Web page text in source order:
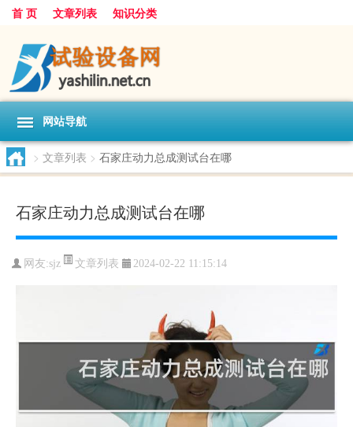
首 页 文章列表 知识分类
网站导航
> 文章列表 > 石家庄动力总成测试台在哪
石家庄动力总成测试台在哪
网友:sjz 文章列表 2024-02-22 11:15:14